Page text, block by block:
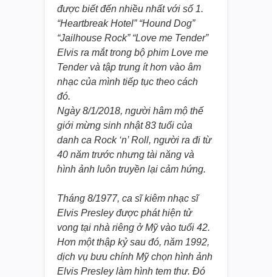
được biết đến nhiều nhất với số 1.
“Heartbreak Hotel” “Hound Dog”
“Jailhouse Rock” “Love me Tender”
Elvis ra mắt trong bộ phim Love me
Tender và tập trung ít hơn vào âm
nhạc của mình tiếp tục theo cách
đó.
Ngày 8/1/2018, người hâm mộ thế
giới mừng sinh nhật 83 tuổi của
danh ca Rock ‘n’ Roll, người ra đi từ
40 năm trước nhưng tài năng và
hình ảnh luôn truyền lại cảm hứng.
Tháng 8/1977, ca sĩ kiêm nhạc sĩ
Elvis Presley được phát hiện tử
vong tại nhà riêng ở Mỹ vào tuổi 42.
Hơn một thập kỷ sau đó, năm 1992,
dịch vụ bưu chính Mỹ chọn hình ảnh
Elvis Presley làm hình tem thư. Đó